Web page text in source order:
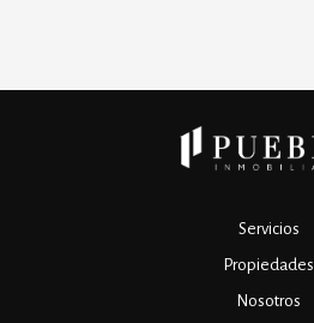
Servicios
Propiedades
Nosotros